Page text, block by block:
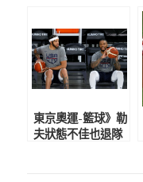
東京奧運-籃球》勒
夫狀態不佳也退隊